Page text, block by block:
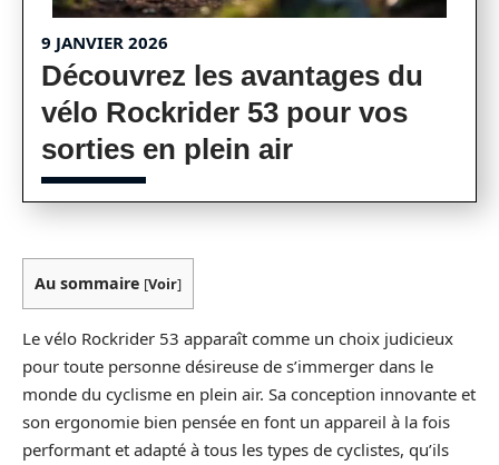
9 JANVIER 2026
Découvrez les avantages du
vélo Rockrider 53 pour vos
sorties en plein air
Au sommaire [Voir]
Le vélo Rockrider 53 apparaît comme un choix judicieux
pour toute personne désireuse de s’immerger dans le
monde du cyclisme en plein air. Sa conception innovante et
son ergonomie bien pensée en font un appareil à la fois
performant et adapté à tous les types de cyclistes, qu’ils